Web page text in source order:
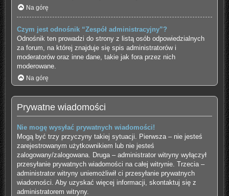
Na górę
Czym jest odnośnik “Zespół administracyjny”?
Odnośnik ten prowadzi do strony z listą osób odpowiedzialnych
za forum, na której znajduje się spis administratorów i
moderatorów oraz inne dane, takie jak fora przez nich
moderowane.
Na górę
Prywatne wiadomości
Nie mogę wysyłać prywatnych wiadomości!
Mogą być trzy przyczyny takiej sytuacji. Pierwsza – nie jesteś
zarejestrowanym użytkownikiem lub nie jesteś
zalogowany/zalogowana. Druga – administrator witryny wyłączył
przesyłanie prywatnych wiadomości na całej witrynie. Trzecia –
administrator witryny uniemożliwił ci przesyłanie prywatnych
wiadomości. Aby uzyskać więcej informacji, skontaktuj się z
administratorem witryny.